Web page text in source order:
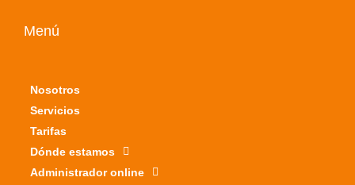
o
i
Menú
Nosotros
Servicios
Tarifas
Dónde estamos
Administrador online